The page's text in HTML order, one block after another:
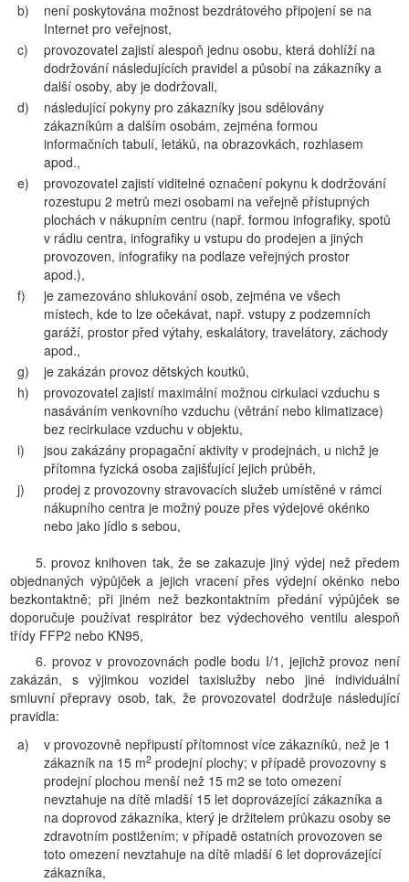
b)
není poskytována možnost bezdrátového připojení se na
Internet pro veřejnost,
c)
provozovatel zajistí alespoň jednu osobu, která dohlíží na
dodržování následujících pravidel a působí na zákazníky a
další osoby, aby je dodržovali,
d)
následující pokyny pro zákazníky jsou sdělovány
zákazníkům a dalším osobám, zejména formou
informačních tabulí, letáků, na obrazovkách, rozhlasem
apod.,
e)
provozovatel zajistí viditelné označení pokynu k dodržování
rozestupu 2 metrů mezi osobami na veřejně přístupných
plochách v nákupním centru (např. formou infografiky, spotů
v rádiu centra, infografiky u vstupu do prodejen a jiných
provozoven, infografiky na podlaze veřejných prostor
apod.),
f)
je zamezováno shlukování osob, zejména ve všech
místech, kde to lze očekávat, např. vstupy z podzemních
garáží, prostor před výtahy, eskalátory, travelátory, záchody
apod.,
g)
je zakázán provoz dětských koutků,
h)
provozovatel zajistí maximální možnou cirkulaci vzduchu s
nasáváním venkovního vzduchu (větrání nebo klimatizace)
bez recirkulace vzduchu v objektu,
i)
jsou zakázány propagační aktivity v prodejnách, u nichž je
přítomna fyzická osoba zajišťující jejich průběh,
j)
prodej z provozovny stravovacích služeb umístěné v rámci
nákupního centra je možný pouze přes výdejové okénko
nebo jako jídlo s sebou,
5. provoz knihoven tak, že se zakazuje jiný výdej než předem
objednaných výpůjček a jejich vracení přes výdejní okénko nebo
bezkontaktně; při jiném než bezkontaktním předání výpůjček se
doporučuje používat respirátor bez výdechového ventilu alespoň
třídy FFP2 nebo KN95,
6. provoz v provozovnách podle bodu I/1, jejichž provoz není
zakázán, s výjimkou vozidel taxislužby nebo jiné individuální
smluvní přepravy osob, tak, že provozovatel dodržuje následující
pravidla:
a)
v provozovně nepřipustí přítomnost více zákazníků, než je 1
zákazník na 15 m2 prodejní plochy; v případě provozovny s
prodejní plochou menší než 15 m2 se toto omezení
nevztahuje na dítě mladší 15 let doprovázející zákazníka a
na doprovod zákazníka, který je držitelem průkazu osoby se
zdravotním postižením; v případě ostatních provozoven se
toto omezení nevztahuje na dítě mladší 6 let doprovázející
zákazníka,